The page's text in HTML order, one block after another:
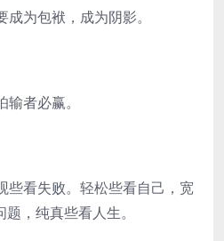
为包袱，成为阴影。
者必赢。
些看失败。轻松些看自己，宽
，纯真些看人生。